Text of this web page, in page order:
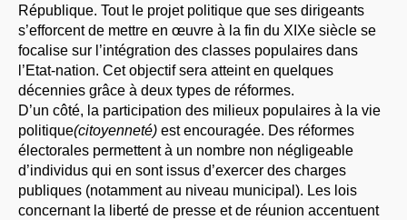
République. Tout le projet politique que ses dirigeants
s’efforcent de mettre en œuvre à la fin du XIXe siècle se
focalise sur l’intégration des classes populaires dans
l’Etat-nation. Cet objectif sera atteint en quelques
décennies grâce à deux types de réformes.
D’un côté, la participation des milieux populaires à la vie
politique(citoyenneté) est encouragée. Des réformes
électorales permettent à un nombre non négligeable
d’individus qui en sont issus d’exercer des charges
publiques (notamment au niveau municipal). Les lois
concernant la liberté de presse et de réunion accentuent